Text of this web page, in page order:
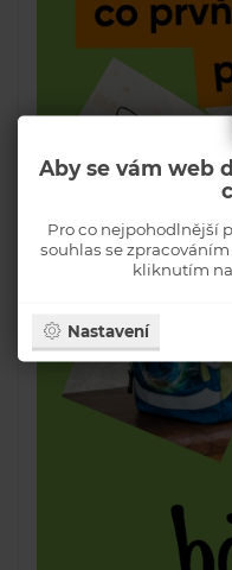
Aby se vám web
Pro co nejpohodlnější
souhlas se
kliknutím na
Nastavení